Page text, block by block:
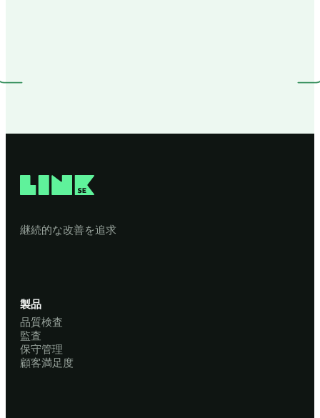
継続的な改善を追求
製品
品質検査
監査
保守管理
顧客満足度